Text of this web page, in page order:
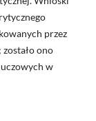
przez
ono
w